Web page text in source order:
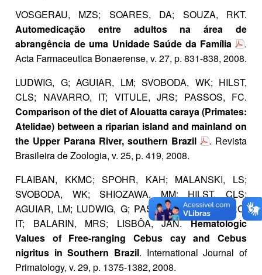
VOSGERAU, MZS; SOARES, DA; SOUZA, RKT.
Automedicação entre adultos na área de
abrangência de uma Unidade Saúde da Família
.
Acta Farmaceutica Bonaerense, v. 27, p. 831-838, 2008.
LUDWIG, G; AGUIAR, LM; SVOBODA, WK; HILST,
CLS; NAVARRO, IT; VITULE, JRS; PASSOS, FC.
Comparison of the diet of Alouatta caraya (Primates:
Atelidae) between a riparian island and mainland on
the Upper Parana River, southern Brazil
. Revista
Brasileira de Zoologia, v. 25, p. 419, 2008.
FLAIBAN, KKMC; SPOHR, KAH; MALANSKI, LS;
SVOBODA, WK; SHIOZAWA, MM; HILST, CLS;
AGUIAR, LM; LUDWIG, G; PASSOS, FC; NAVARRO,
IT; BALARIN, MRS; LISBÔA, JAN.Hematologic
Values of Free-ranging Cebus cay and Cebus
nigritus in Southern Brazil. International Journal of
Primatology, v. 29, p. 1375-1382, 2008.